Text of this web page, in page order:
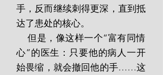
手，反而继续刺得更深，直到抵
达了患处的核心。
    但是，像这样一个“富有同情
心”的医生：只要他的病人一开
始畏缩，就会撤回他的手……这